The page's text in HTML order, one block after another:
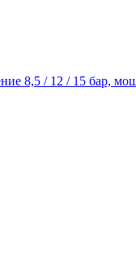
8,5 / 12 / 15 бар,